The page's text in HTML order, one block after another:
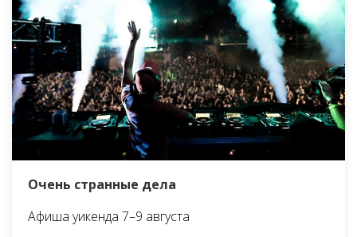
Очень странные дела
Афиша уикенда 7–9 августа